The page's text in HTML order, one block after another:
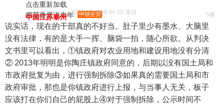
点击重新加载
5楼
稻花香里说丰年 中级会员
2023-3-10 09:44:50 来自
中国江苏泰州
说实话，现在的干部真的不好当。肚子里少有墨水、大脑里
没有法律，有的是大手一挥、脑袋一拍，随心所欲。从判决
文书里可以看出，①镇政府对农业用地和建设用地没有分清
② 2013年明明是你陶庄镇政府同意的，后期以没有国土局和
市政府批复为由，进行强制拆除③如果真的需要国土局和市
政府审批，那也是你镇政府进行上报，与当事人无关，板子
应该打在你们自己的屁股上④对于强制拆除，公示时间不